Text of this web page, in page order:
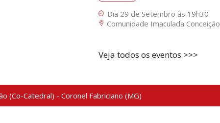
Dia 29 de Setembro às 19h30
Comunidade Imaculada Conceição
Veja todos os eventos >>>
(Co-Catedral) - Coronel Fabriciano (MG)